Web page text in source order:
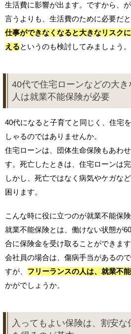
生活費に影響が出ます。ですから、
言うよりも、生活費のために必要だと
仕事ができなくなると大きなリスク
えるというのも検討してみましょう。
40代で住宅ローンなどの大
人は就業不能保険が必要
40代になると子育てと同じく、住宅
しゃるのではありませんか。
住宅ローンは、団体生命保険もあわ
す。死亡したときは、住宅ローンは
しかし、死亡ではなく病気やケガな
困ります。
こんな時に役に立つのが就業不能保険
就業不能保険とは、働けない状態が
合に保険金を受け取ることができます
会社員の場合は、傷病手当があるの
すが、 フリーランスの人は、就業不
かがでしょうか。
入ってもよい保険は、割安